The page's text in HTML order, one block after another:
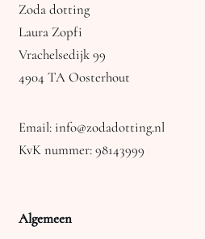
Zoda dotting
Laura Zopfi
Vrachelsedijk 99
4904 TA Oosterhout
Email: info@zodadotting.nl
KvK nummer: 98143999
Algemeen